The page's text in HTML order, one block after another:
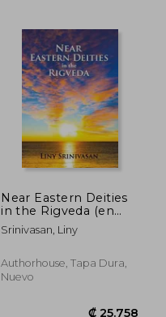
Near Eastern Deities
in the Rigveda (en
Inglés)
Srinivasan, Liny
Authorhouse, Tapa Dura,
Nuevo